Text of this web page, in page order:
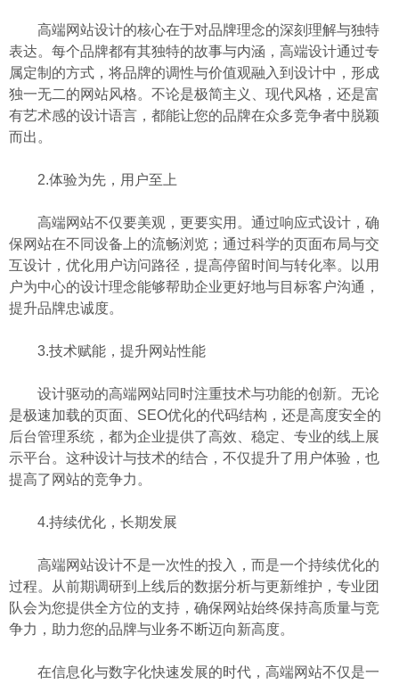
高端网站设计的核心在于对品牌理念的深刻理解与独特
表达。每个品牌都有其独特的故事与内涵，高端设计通过专
属定制的方式，将品牌的调性与价值观融入到设计中，形成
独一无二的网站风格。不论是极简主义、现代风格，还是富
有艺术感的设计语言，都能让您的品牌在众多竞争者中脱颖
而出。
2.体验为先，用户至上
高端网站不仅要美观，更要实用。通过响应式设计，确
保网站在不同设备上的流畅浏览；通过科学的页面布局与交
互设计，优化用户访问路径，提高停留时间与转化率。以用
户为中心的设计理念能够帮助企业更好地与目标客户沟通，
提升品牌忠诚度。
3.技术赋能，提升网站性能
设计驱动的高端网站同时注重技术与功能的创新。无论
是极速加载的页面、SEO优化的代码结构，还是高度安全的
后台管理系统，都为企业提供了高效、稳定、专业的线上展
示平台。这种设计与技术的结合，不仅提升了用户体验，也
提高了网站的竞争力。
4.持续优化，长期发展
高端网站设计不是一次性的投入，而是一个持续优化的
过程。从前期调研到上线后的数据分析与更新维护，专业团
队会为您提供全方位的支持，确保网站始终保持高质量与竞
争力，助力您的品牌与业务不断迈向新高度。
在信息化与数字化快速发展的时代，高端网站不仅是一